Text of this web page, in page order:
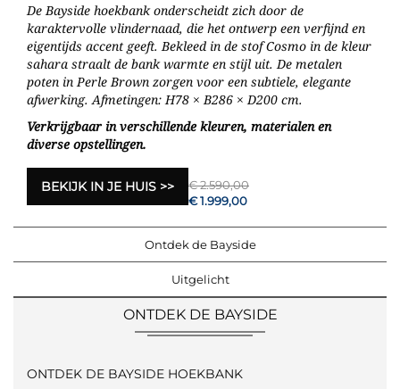
De Bayside hoekbank onderscheidt zich door de
karaktervolle vlindernaad, die het ontwerp een verfijnd en
eigentijds accent geeft. Bekleed in de stof Cosmo in de kleur
sahara straalt de bank warmte en stijl uit. De metalen
poten in Perle Brown zorgen voor een subtiele, elegante
afwerking. Afmetingen: H78 × B286 × D200 cm.
Verkrijgbaar in verschillende kleuren, materialen en
diverse opstellingen.
BEKIJK IN JE HUIS
€ 2.590,00
€ 1.999,00
Ontdek de Bayside
Uitgelicht
ONTDEK DE BAYSIDE
ONTDEK DE BAYSIDE HOEKBANK